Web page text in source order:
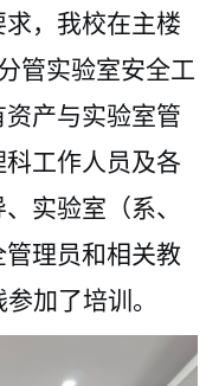
，我校在主楼
管实验室安全工
产与实验室管
工作人员及各
实验室（系、
理员和相关教
加了培训。